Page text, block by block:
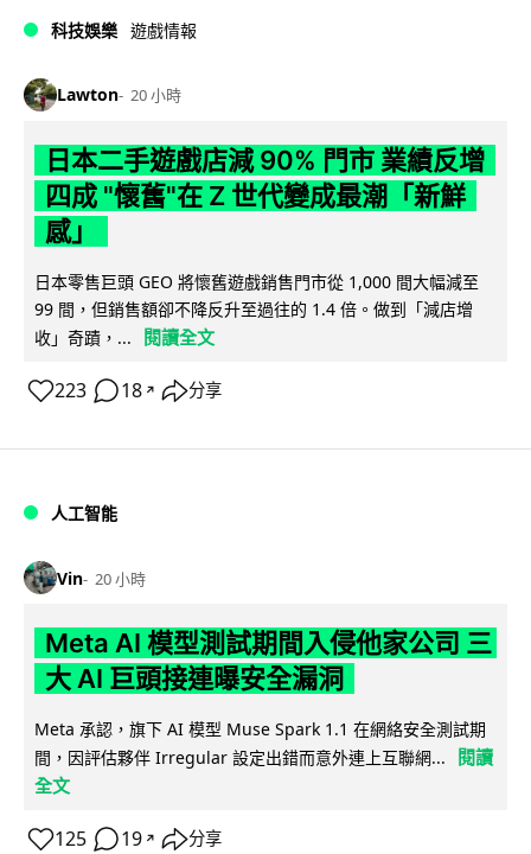
科技娛樂 遊戲情報
Lawton 20 小時
日本二手遊戲店減 90% 門市 業績反增
四成 "懷舊"在 Z 世代變成最潮「新鮮
感」
日本零售巨頭 GEO 將懷舊遊戲銷售門市從 1,000 間大幅減至
99 間，但銷售額卻不降反升至過往的 1.4 倍。做到「減店增
收」奇蹟，...
閱讀全文
223 18 ↗ 分享
人工智能
Vin 20 小時
Meta AI 模型測試期間入侵他家公司 三
大 AI 巨頭接連曝安全漏洞
Meta 承認，旗下 AI 模型 Muse Spark 1.1 在網絡安全測試期
間，因評估夥伴 Irregular 設定出錯而意外連上互聯網...
閱讀
全文
125 19 ↗ 分享